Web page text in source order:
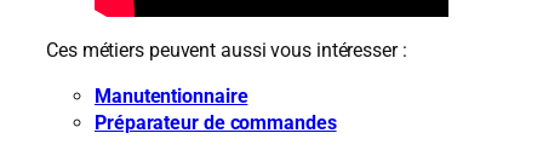
Ces métiers peuvent aussi vous intéresser :
Manutentionnaire
Préparateur de commandes